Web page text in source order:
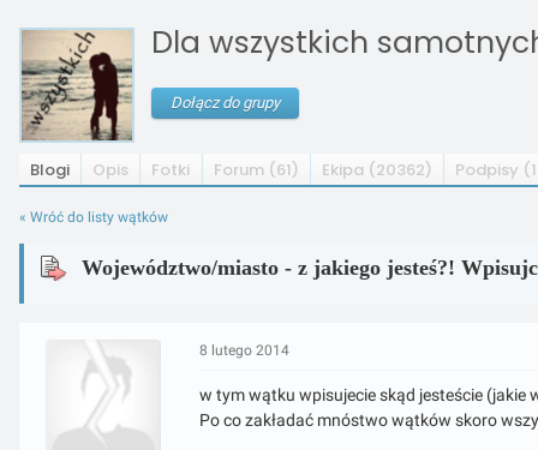
Dla wszystkich
Dołącz do grupy
Blogi Opis Fotki Forum (61) Ekipa (20362) Podpisy
« Wróć do listy wątków
Województwo/miasto - z jakiego jesteś?!
8 lutego 2014
w tym wątku wpisujecie skąd jesteście
Po co zakładać mnóstwo wątków skoro